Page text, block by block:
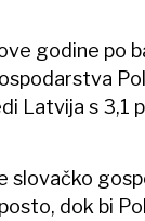
godine po
Latvija s 3,1
slovačko
dok bi